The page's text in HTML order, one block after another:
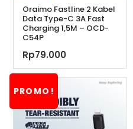
Oraimo Fastline 2 Kabel
Data Type-C 3A Fast
Charging 1,5M – OCD-
C54P
Rp79.000
PROMO!